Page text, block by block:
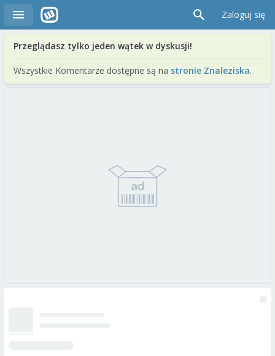
Zaloguj się
Przeglądasz tylko jeden wątek w dyskusji!
Wszystkie Komentarze dostępne są na stronie Znaleziska.